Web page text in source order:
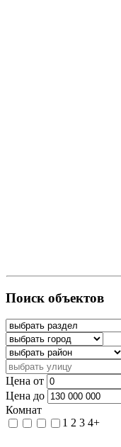
Поиск объектов
Цена от
Цена до
Комнат
1 2 3 4+